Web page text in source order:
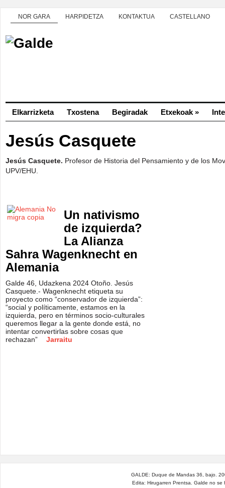
NOR GARA HARPIDETZA KONTAKTUA CASTELLANO
Elkarrizketa Txostena Begiradak Etxekoak »
Jesús Casquete
Jesús Casquete. Profesor de Historia del Pensamiento y de los
UPV/EHU.
Un nativismo
de izquierda?
La Alianza
Sahra Wagenknecht en
Alemania
Galde 46, Udazkena 2024 Otoño. Jesús
Casquete.- Wagenknecht etiqueta su
proyecto como “conservador de izquierda”:
“social y políticamente, estamos en la
izquierda, pero en términos socio-culturales
queremos llegar a la gente donde está, no
intentar convertirlas sobre cosas que
rechazan”
Jarraitu
GALDE: Duque de Mandas 36, bajo.
Edita: Hirugarren Prentsa. Galde no